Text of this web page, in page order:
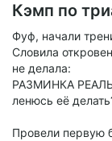
(или топьше)
очень люблю
будто бы бывает
Зачем тогда
Незачем.
Кэмп по
Фуф, начали
Словила
не делала:
РАЗМИНКА
ленюсь её
Провели первую